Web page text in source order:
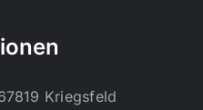
Kriegsfeld